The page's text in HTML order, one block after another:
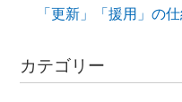
「更新」「援用」の
カテゴリー